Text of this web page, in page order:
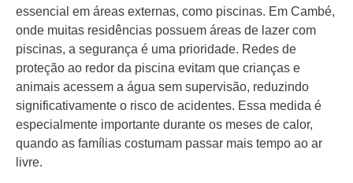
essencial em áreas externas, como piscinas. Em Cambé,
onde muitas residências possuem áreas de lazer com
piscinas, a segurança é uma prioridade. Redes de
proteção ao redor da piscina evitam que crianças e
animais acessem a água sem supervisão, reduzindo
significativamente o risco de acidentes. Essa medida é
especialmente importante durante os meses de calor,
quando as famílias costumam passar mais tempo ao ar
livre.